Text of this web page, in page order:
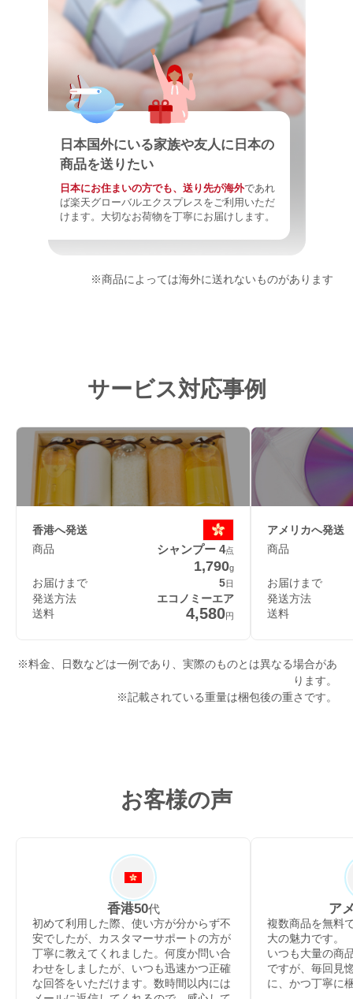
日本国外にいる家族や友人に日本の
商品を送りたい
日本にお住まいの方でも、送り先が海外であれ
ば楽天グローバルエクスプレスをご利用いただ
けます。大切なお荷物を丁寧にお届けします。
※商品によっては海外に送れないものがあります
サービス対応事例
香港へ発送
商品
シャンプー 4点
1,790g
お届けまで 5日
発送方法
エコノミーエア
送料
4,580円
アメリカへ発送
商品
お届けまで
発送方法
送料
※料金、日数などは一例であり、実際のものとは異なる場合があ
ります。
※記載されている重量は梱包後の重さです。
お客様の声
香港50代
初めて利用した際、使い方が分からず不
安でしたが、カスタマーサポートの方が
丁寧に教えてくれました。何度か問い合
わせをしましたが、いつも迅速かつ正確
な回答をいただけます。数時間以内には
ア
複数商品を無料
大の魅力です。
いつも大量の商
ですが、毎回見
に、かつ丁寧に